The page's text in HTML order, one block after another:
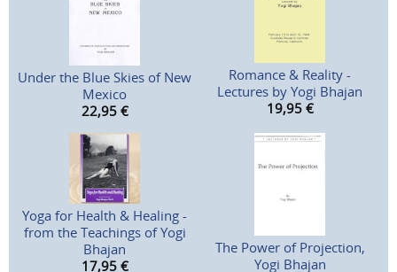
Under the Blue Skies of New
Mexico
22,95 €
Romance & Reality -
Lectures by Yogi Bhajan
19,95 €
Yoga for Health & Healing -
from the Teachings of Yogi
Bhajan
17,95 €
The Power of Projection,
Yogi Bhajan